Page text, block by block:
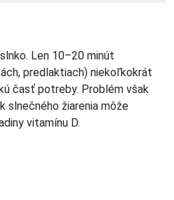
Len 10–20 minút
predlaktiach) niekoľkokrát
časť potreby. Problém však
slnečného žiarenia môže
vitamínu D.